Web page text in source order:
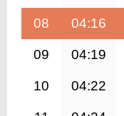
08 04:16
09 04:19
10 04:22